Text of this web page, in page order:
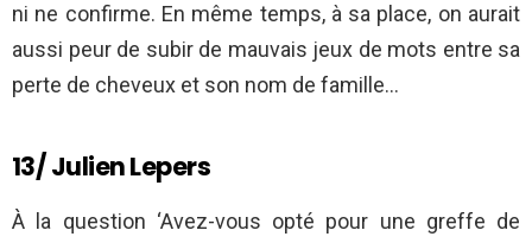
ni ne confirme. En même temps, à sa place, on aurait
aussi peur de subir de mauvais jeux de mots entre sa
perte de cheveux et son nom de famille…
13/ Julien Lepers
À la question ‘Avez-vous opté pour une greffe de